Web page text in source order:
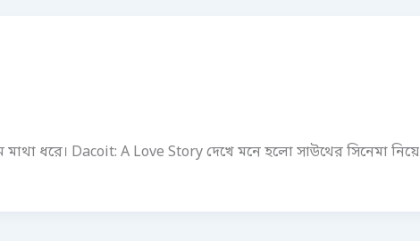
ধরে। Dacoit: A Love Story দেখে মনে হলো সাউথের সিনেমা নিয়ে